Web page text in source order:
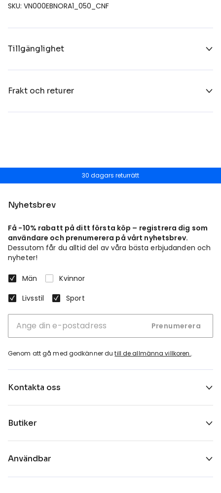
SKU: VN000EBNORA1_050_CNF
Tillgänglighet
Frakt och returer
30 dagars returrätt
Nyhetsbrev
Få -10% rabatt på ditt första köp – registrera dig som
användare och prenumerera på vårt nyhetsbrev.
Dessutom får du alltid del av våra bästa erbjudanden och
nyheter!
Män
Kvinnor
Livsstil
Sport
Prenumerera
Genom att gå med godkänner dutill de allmänna villkoren..
Kontakta oss
Butiker
Användbar